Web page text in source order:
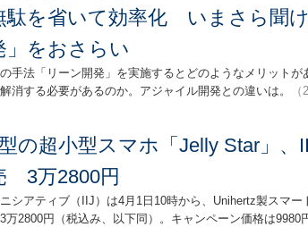
駄を省いて効率化 いまさら聞
」をおさらい
手法「リーン開発」を実施するとどのようなメリット
消する必要があるのか。アジャイル開発との違いは。
の超小型スマホ「Jelly Star」、
3万2800円
シアティブ（IIJ）は4月1日10時から、Unihertz製スマー
万2800円（税込み、以下同）。キャンペーン価格は9980